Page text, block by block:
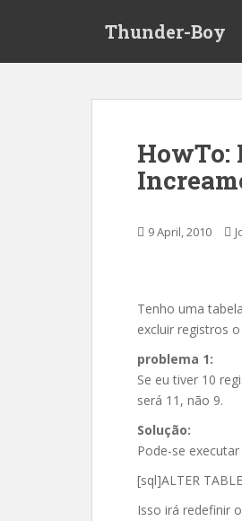
Thunder-Boy
HowTo:
9 April, 2010
Tenho uma
excluir registros
problema 1:
Se eu tiver 10
será 11, não 9.
Solução:
Pode-se
[sql]ALTER
Isso irá redefinir